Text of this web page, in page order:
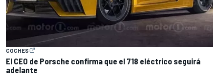
COCHES
El CEO de Porsche confirma que el 718 eléctrico seguirá
adelante